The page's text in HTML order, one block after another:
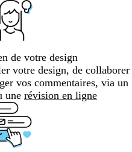
de votre design
votre design, de collaborer
vos commentaires, via un
une révision en ligne